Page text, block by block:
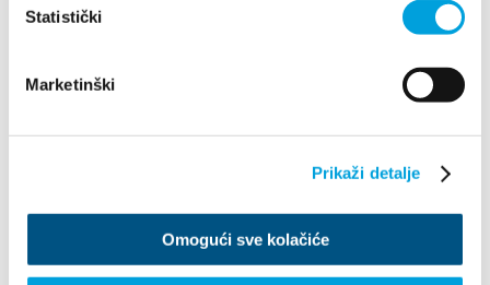
Statistički
Marketinški
Prikaži detalje
Omogući sve kolačiće
21216 Kaštel Stari, Hrvatska
Directions
Destination
What to do
Info
© TZ Kastela 2022 Cookie Policy Developed by:Nove vibracije